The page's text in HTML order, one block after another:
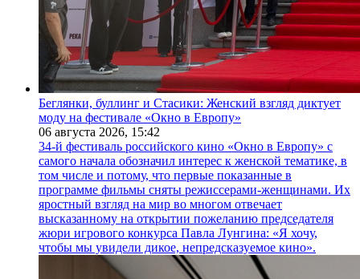
Беглянки, буллинг и Стасики: Женский взгляд диктует
моду на фестивале «Окно в Европу»
06 августа 2026, 15:42
34-й фестиваль российского кино «Окно в Европу» с
самого начала обозначил интерес к женской тематике, в
том числе и потому, что первые показанные в
программе фильмы сняты режиссерами-женщинами. Их
яростный взгляд на мир во многом отвечает
высказанному на открытии пожеланию председателя
жюри игрового конкурса Павла Лунгина: «Я хочу,
чтобы мы увидели дикое, непредсказуемое кино».